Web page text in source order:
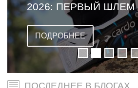
2026: ПЕРВЫЙ ШЛЕМ
ВСТРОЕННОЙ
ПОДРОБНЕЕ
ПОСЛЕДНЕЕ В БЛОГАХ